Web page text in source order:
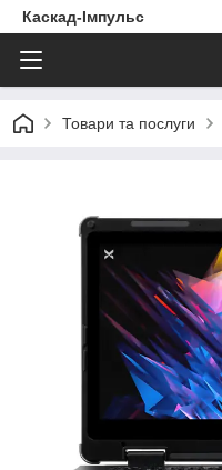
Каскад-Імпульс
Товари та послуги